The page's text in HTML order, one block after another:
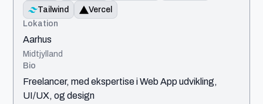
Tailwind
Vercel
Lokation
Aarhus
Midtjylland
Bio
Freelancer, med ekspertise i Web App udvikling,
UI/UX, og design